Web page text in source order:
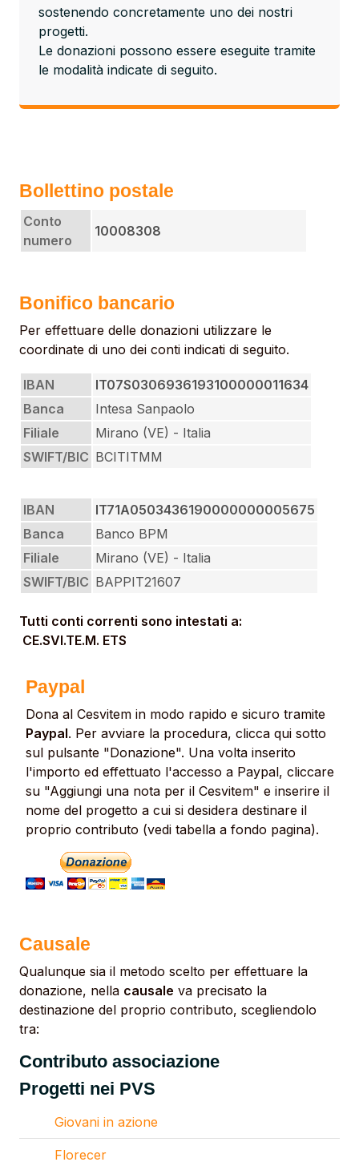
sostenendo concretamente uno dei nostri
progetti.
Le donazioni possono essere eseguite tramite
le modalità indicate di seguito.
Bollettino postale
Conto
numero
10008308
Bonifico bancario
Per effettuare delle donazioni utilizzare le
coordinate di uno dei conti indicati di seguito.
IBAN
IT07S0306936193100000011634
Banca
Intesa Sanpaolo
Filiale
Mirano (VE) - Italia
SWIFT/BIC BCITITMM
IBAN
IT71A0503436190000000005675
Banca
Banco BPM
Filiale
Mirano (VE) - Italia
SWIFT/BIC BAPPIT21607
Tutti conti correnti sono intestati a:
CE.SVI.TE.M. ETS
Paypal
Dona al Cesvitem in modo rapido e sicuro tramite
Paypal. Per avviare la procedura, clicca qui sotto
sul pulsante "Donazione". Una volta inserito
l'importo ed effettuato l'accesso a Paypal, cliccare
su "Aggiungi una nota per il Cesvitem" e inserire il
nome del progetto a cui si desidera destinare il
proprio contributo (vedi tabella a fondo pagina).
Causale
Qualunque sia il metodo scelto per effettuare la
donazione, nella causale va precisato la
destinazione del proprio contributo, scegliendolo
tra:
Contributo associazione
Progetti nei PVS
Giovani in azione
Florecer